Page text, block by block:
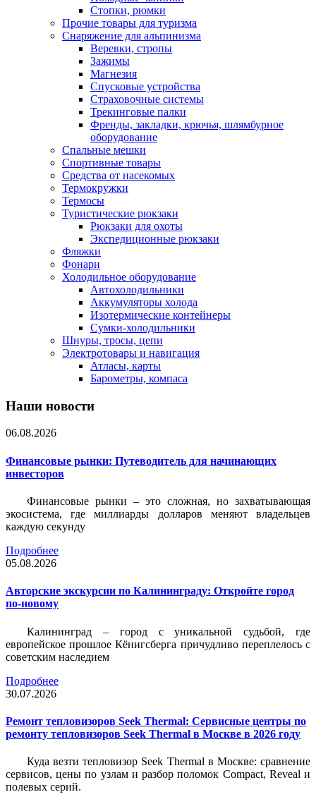
Стопки, рюмки
Прочие товары для туризма
Снаряжение для альпинизма
Веревки, стропы
Зажимы
Магнезия
Спусковые устройства
Страховочные системы
Трекинговые палки
Френды, закладки, крючья, шлямбурное
оборудование
Спальные мешки
Спортивные товары
Средства от насекомых
Термокружки
Термосы
Туристические рюкзаки
Рюкзаки для охоты
Экспедиционные рюкзаки
Фляжки
Фонари
Холодильное оборудование
Автохолодильники
Аккумуляторы холода
Изотермические контейнеры
Сумки-холодильники
Шнуры, тросы, цепи
Электротовары и навигация
Атласы, карты
Барометры, компаса
Наши новости
06.08.2026
Финансовые рынки: Путеводитель для начинающих
инвесторов
Финансовые рынки – это сложная, но захватывающая
экосистема, где миллиарды долларов меняют владельцев
каждую секунду
Подробнее
05.08.2026
Авторские экскурсии по Калининграду: Откройте город
по-новому
Калининград – город с уникальной судьбой, где
европейское прошлое Кёнигсберга причудливо переплелось с
советским наследием
Подробнее
30.07.2026
Ремонт тепловизоров Seek Thermal: Сервисные центры по
ремонту тепловизоров Seek Thermal в Москве в 2026 году
Куда везти тепловизор Seek Thermal в Москве: сравнение
сервисов, цены по узлам и разбор поломок Compact, Reveal и
полевых серий.